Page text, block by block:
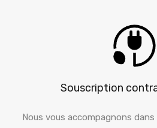
Souscription
Nous vous accompagnons